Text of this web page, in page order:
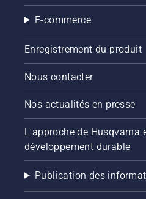
E-commerce
Enregistrement du produit
Nous contacter
Nos actualités en presse
L'approche de Husqvarna
développement durable
Publication des